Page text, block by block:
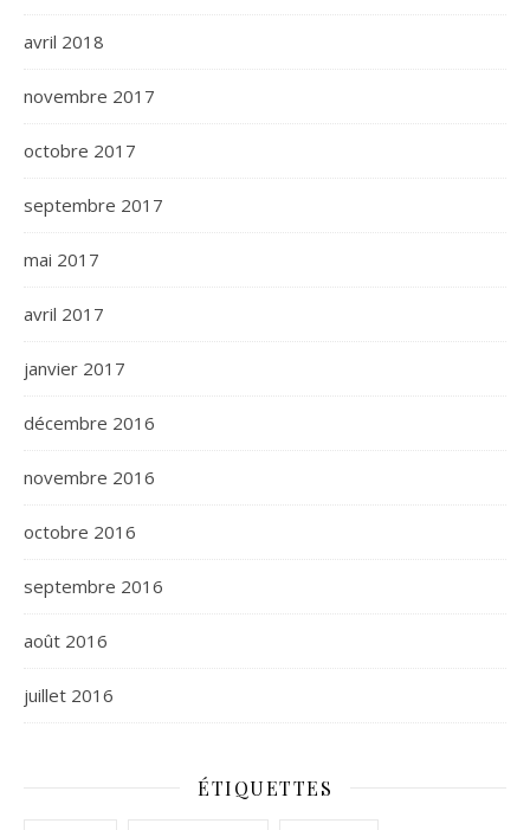
avril 2018
novembre 2017
octobre 2017
septembre 2017
mai 2017
avril 2017
janvier 2017
décembre 2016
novembre 2016
octobre 2016
septembre 2016
août 2016
juillet 2016
ÉTIQUETTES